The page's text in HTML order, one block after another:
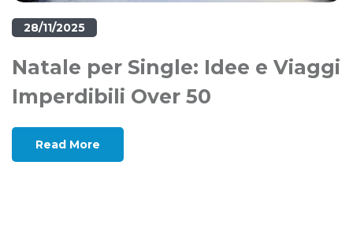
28/11/2025
Natale per Single: Idee e Viaggi
Imperdibili Over 50
Read More